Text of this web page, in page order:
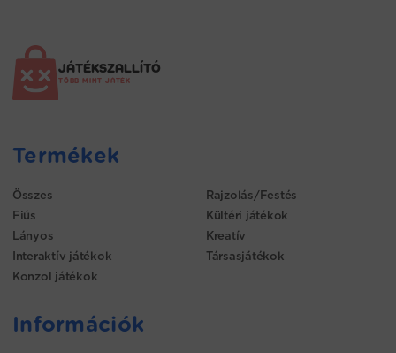
JÁTÉKSZALLÍTÓ
TÖBB MINT JÁTÉK
Termékek
Összes
Fiús
Lányos
Interaktív játékok
Konzol játékok
Rajzolás/Festés
Kültéri játékok
Kreatív
Társasjátékok
Információk